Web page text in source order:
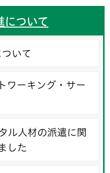
について
いて
ワーキング・サー
ル人材の派遣に関
した